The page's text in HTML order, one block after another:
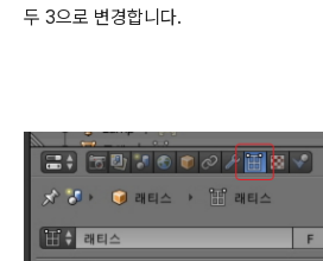
두 3으로 변경합니다.